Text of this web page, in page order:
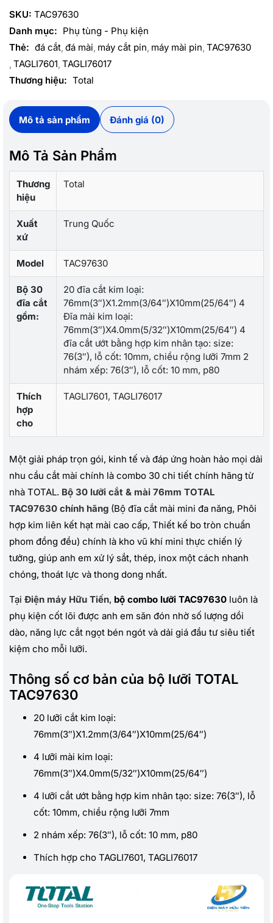
SKU: TAC97630
Danh mục: Phụ tùng - Phụ kiện
Thẻ: đá cắt đá mài máy cắt pin máy mài pin TAC97630
TAGLI7601 TAGLI76017
Thương hiệu: Total
Mô tả sản phẩm Đánh giá (0)
Mô Tả Sản Phẩm
Thương
hiệu
Total
Xuất
xứ
Trung Quốc
Model TAC97630
Bộ 30
đĩa cắt
gồm:
20 đĩa cắt kim loại:
76mm(3″)X1.2mm(3/64″)X10mm(25/64″) 4
Đĩa mài kim loại:
76mm(3″)X4.0mm(5/32″)X10mm(25/64″) 4
đĩa cắt ướt bằng hợp kim nhân tạo: size:
76(3″), lỗ cốt: 10mm, chiều rộng lưỡi 7mm 2
nhám xếp: 76(3″), lỗ cốt: 10 mm, p80
Thích
hợp
cho
TAGLI7601, TAGLI76017
Một giải pháp trọn gói, kinh tế và đáp ứng hoàn hảo mọi dải
nhu cầu cắt mài chính là combo 30 chi tiết chính hãng từ
nhà TOTAL. Bộ 30 lưỡi cắt & mài 76mm TOTAL
TAC97630 chính hãng (Bộ đĩa cắt mài mini đa năng, Phôi
hợp kim liên kết hạt mài cao cấp, Thiết kế bo tròn chuẩn
phom đồng đều) chính là kho vũ khí mini thực chiến lý
tưởng, giúp anh em xử lý sắt, thép, inox một cách nhanh
chóng, thoát lực và thong dong nhất.
Tại Điện máy Hữu Tiến, bộ combo lưỡi TAC97630 luôn là
phụ kiện cốt lõi được anh em săn đón nhờ số lượng dồi
dào, năng lực cắt ngọt bén ngót và dải giá đầu tư siêu tiết
kiệm cho mỗi lưỡi.
Thông số cơ bản của bộ lưỡi TOTAL
TAC97630
20 lưỡi cắt kim loại:
76mm(3″)X1.2mm(3/64″)X10mm(25/64″)
4 lưỡi mài kim loại:
76mm(3″)X4.0mm(5/32″)X10mm(25/64″)
4 lưỡi cắt ướt bằng hợp kim nhân tạo: size: 76(3″), lỗ
cốt: 10mm, chiều rộng lưỡi 7mm
2 nhám xếp: 76(3″), lỗ cốt: 10 mm, p80
Thích hợp cho TAGLI7601, TAGLI76017